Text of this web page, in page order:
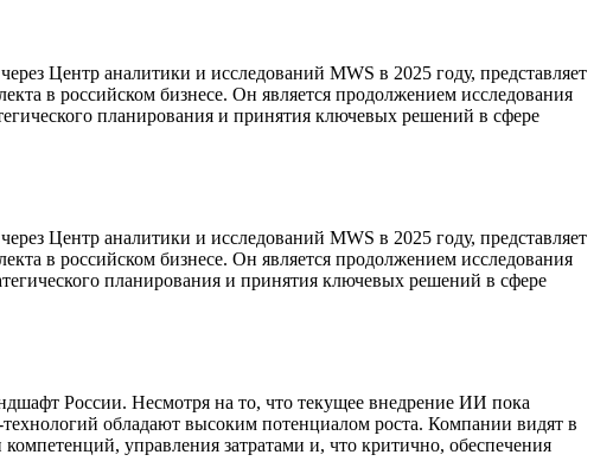
Центр аналитики и исследований MWS в 2025 году, представляет
в российском бизнесе. Он является продолжением исследования
планирования и принятия ключевых решений в сфере
Центр аналитики и исследований MWS в 2025 году, представляет
в российском бизнесе. Он является продолжением исследования
планирования и принятия ключевых решений в сфере
России. Несмотря на то, что текущее внедрение ИИ пока
обладают высоким потенциалом роста. Компании видят в
управления затратами и, что критично, обеспечения